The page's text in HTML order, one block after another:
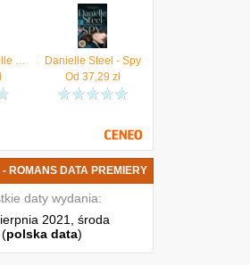
Suspects - Danielle Steel
Danielle Steel - Spy
Od 37,29 zł
ROMANS DATA PREMIERY
daty wydania:
2021, środa
(polska data)